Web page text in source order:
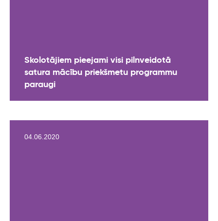
Skolotājiem pieejami visi pilnveidotā
satura mācību priekšmetu programmu
paraugi
04.06.2020